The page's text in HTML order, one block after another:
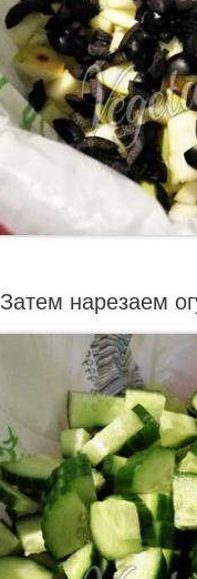
Затем нарезаем